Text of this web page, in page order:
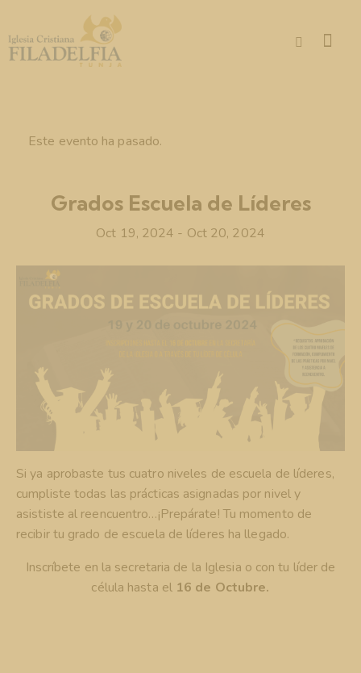
Este evento ha pasado.
Grados Escuela de Líderes
Oct 19, 2024 - Oct 20, 2024
Si ya aprobaste tus cuatro niveles de escuela de líderes,
cumpliste todas las prácticas asignadas por nivel y
asististe al reencuentro…¡Prepárate! Tu momento de
recibir tu grado de escuela de líderes ha llegado.
Inscríbete en la secretaria de la Iglesia o con tu líder de
célula hasta el 16 de Octubre.